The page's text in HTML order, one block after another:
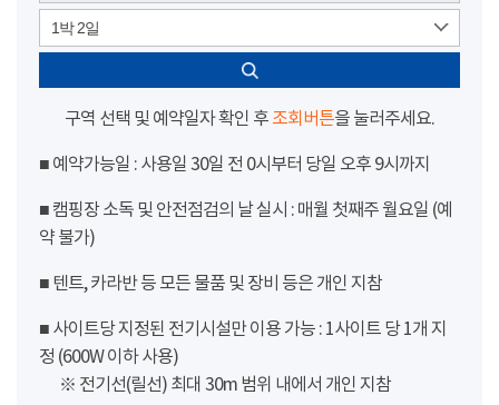
1박 2일
구역 선택 및 예약일자 확인 후 조회버튼을 눌러주세요.
■ 예약가능일 : 사용일 30일 전 0시부터 당일 오후 9시까지
■ 캠핑장 소독 및 안전점검의 날 실시 : 매월 첫째주 월요일 (예
약 불가)
■ 텐트, 카라반 등 모든 물품 및 장비 등은 개인 지참
■ 사이트당 지정된 전기시설만 이용 가능 : 1사이트 당 1개 지
정 (600W 이하 사용)
※ 전기선(릴선) 최대 30m 범위 내에서 개인 지참